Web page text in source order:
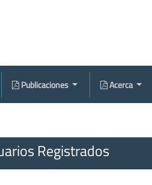
Publicaciones Acerca
Registrados